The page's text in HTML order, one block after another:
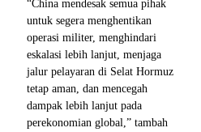
“China mendesak semua pihak
untuk segera menghentikan
operasi militer, menghindari
eskalasi lebih lanjut, menjaga
jalur pelayaran di Selat Hormuz
tetap aman, dan mencegah
dampak lebih lanjut pada
perekonomian global,” tambah